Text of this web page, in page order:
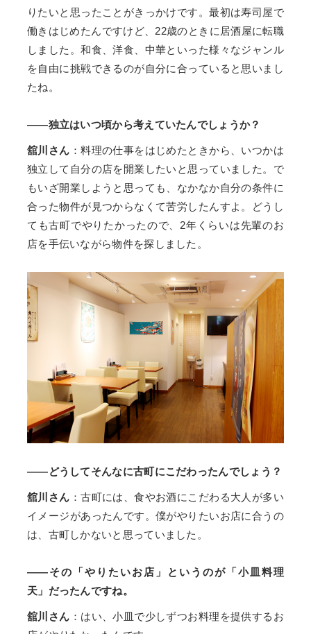
りたいと思ったことがきっかけです。最初は寿司屋で
働きはじめたんですけど、22歳のときに居酒屋に転職
しました。和食、洋食、中華といった様々なジャンル
を自由に挑戦できるのが自分に合っていると思いまし
たね。
——独立はいつ頃から考えていたんでしょうか？
舘川さん ：料理の仕事をはじめたときから、いつかは
独立して自分の店を開業したいと思っていました。で
もいざ開業しようと思っても、なかなか自分の条件に
合った物件が見つからなくて苦労したんすよ。どうし
ても古町でやりたかったので、2年くらいは先輩のお
店を手伝いながら物件を探しました。
——どうしてそんなに古町にこだわったんでしょう？
舘川さん ：古町には、食やお酒にこだわる大人が多い
イメージがあったんです。僕がやりたいお店に合うの
は、古町しかないと思っていました。
——その「やりたいお店」というのが「小皿料理
天」だったんですね。
舘川さん ：はい、小皿で少しずつお料理を提供するお